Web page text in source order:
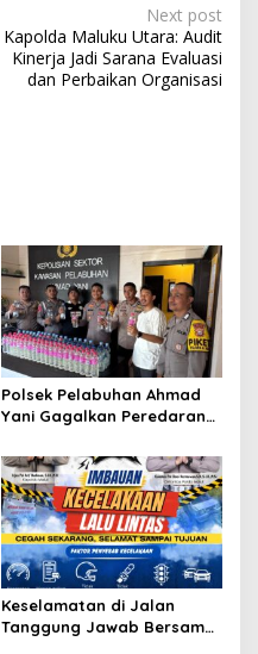
Next post
Kapolda Maluku Utara: Audit
Kinerja Jadi Sarana Evaluasi
dan Perbaikan Organisasi
Polsek Pelabuhan Ahmad
Yani Gagalkan Peredaran
Disembunyikan di Dapur
Kapal
Keselamatan di Jalan
Tanggung Jawab Bersama,